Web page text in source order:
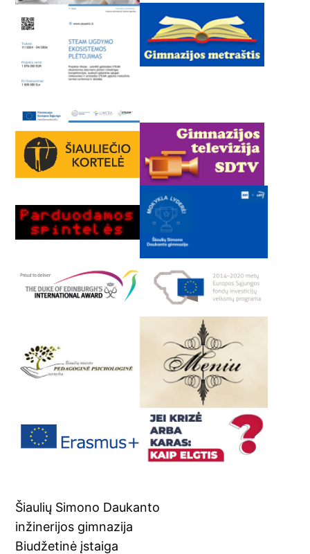
Šiaulių Simono Daukanto
inžinerijos gimnazija
Biudžetinė įstaiga